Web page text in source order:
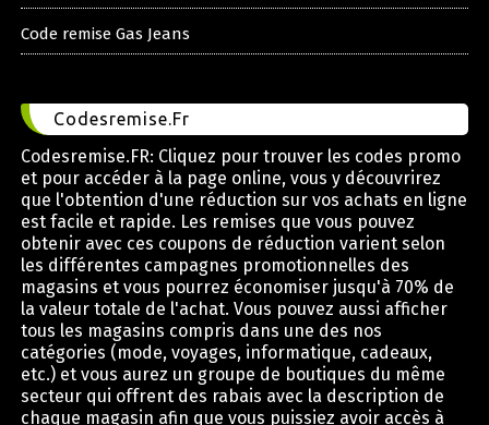
Code remise Gas Jeans
Codesremise.Fr
Codesremise.FR: Cliquez pour trouver les codes promo
et pour accéder à la page online, vous y découvrirez
que l'obtention d'une réduction sur vos achats en ligne
est facile et rapide. Les remises que vous pouvez
obtenir avec ces coupons de réduction varient selon
les différentes campagnes promotionnelles des
magasins et vous pourrez économiser jusqu'à 70% de
la valeur totale de l'achat. Vous pouvez aussi afficher
tous les magasins compris dans une des nos
catégories (mode, voyages, informatique, cadeaux,
etc.) et vous aurez un groupe de boutiques du même
secteur qui offrent des rabais avec la description de
chaque magasin afin que vous puissiez avoir accès à